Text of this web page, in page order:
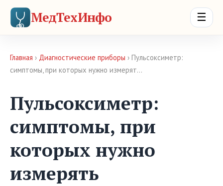
МедТехИнфо ☰
Главная › Диагностические приборы › Пульсоксиметр:
симптомы, при которых нужно измерят…
Пульсоксиметр:
симптомы, при
которых нужно
измерять